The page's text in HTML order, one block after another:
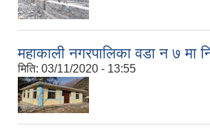
महाकाली नगरपालिका वडा न ७ मा
मिति: 03/11/2020 - 13:55